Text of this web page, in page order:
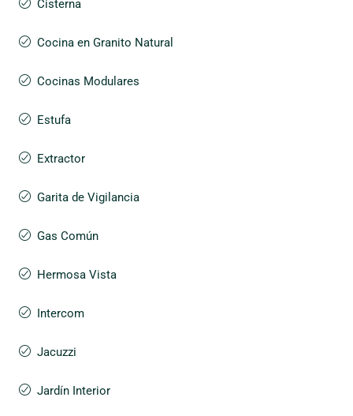
Cisterna
Cocina en Granito Natural
Cocinas Modulares
Estufa
Extractor
Garita de Vigilancia
Gas Común
Hermosa Vista
Intercom
Jacuzzi
Jardín Interior